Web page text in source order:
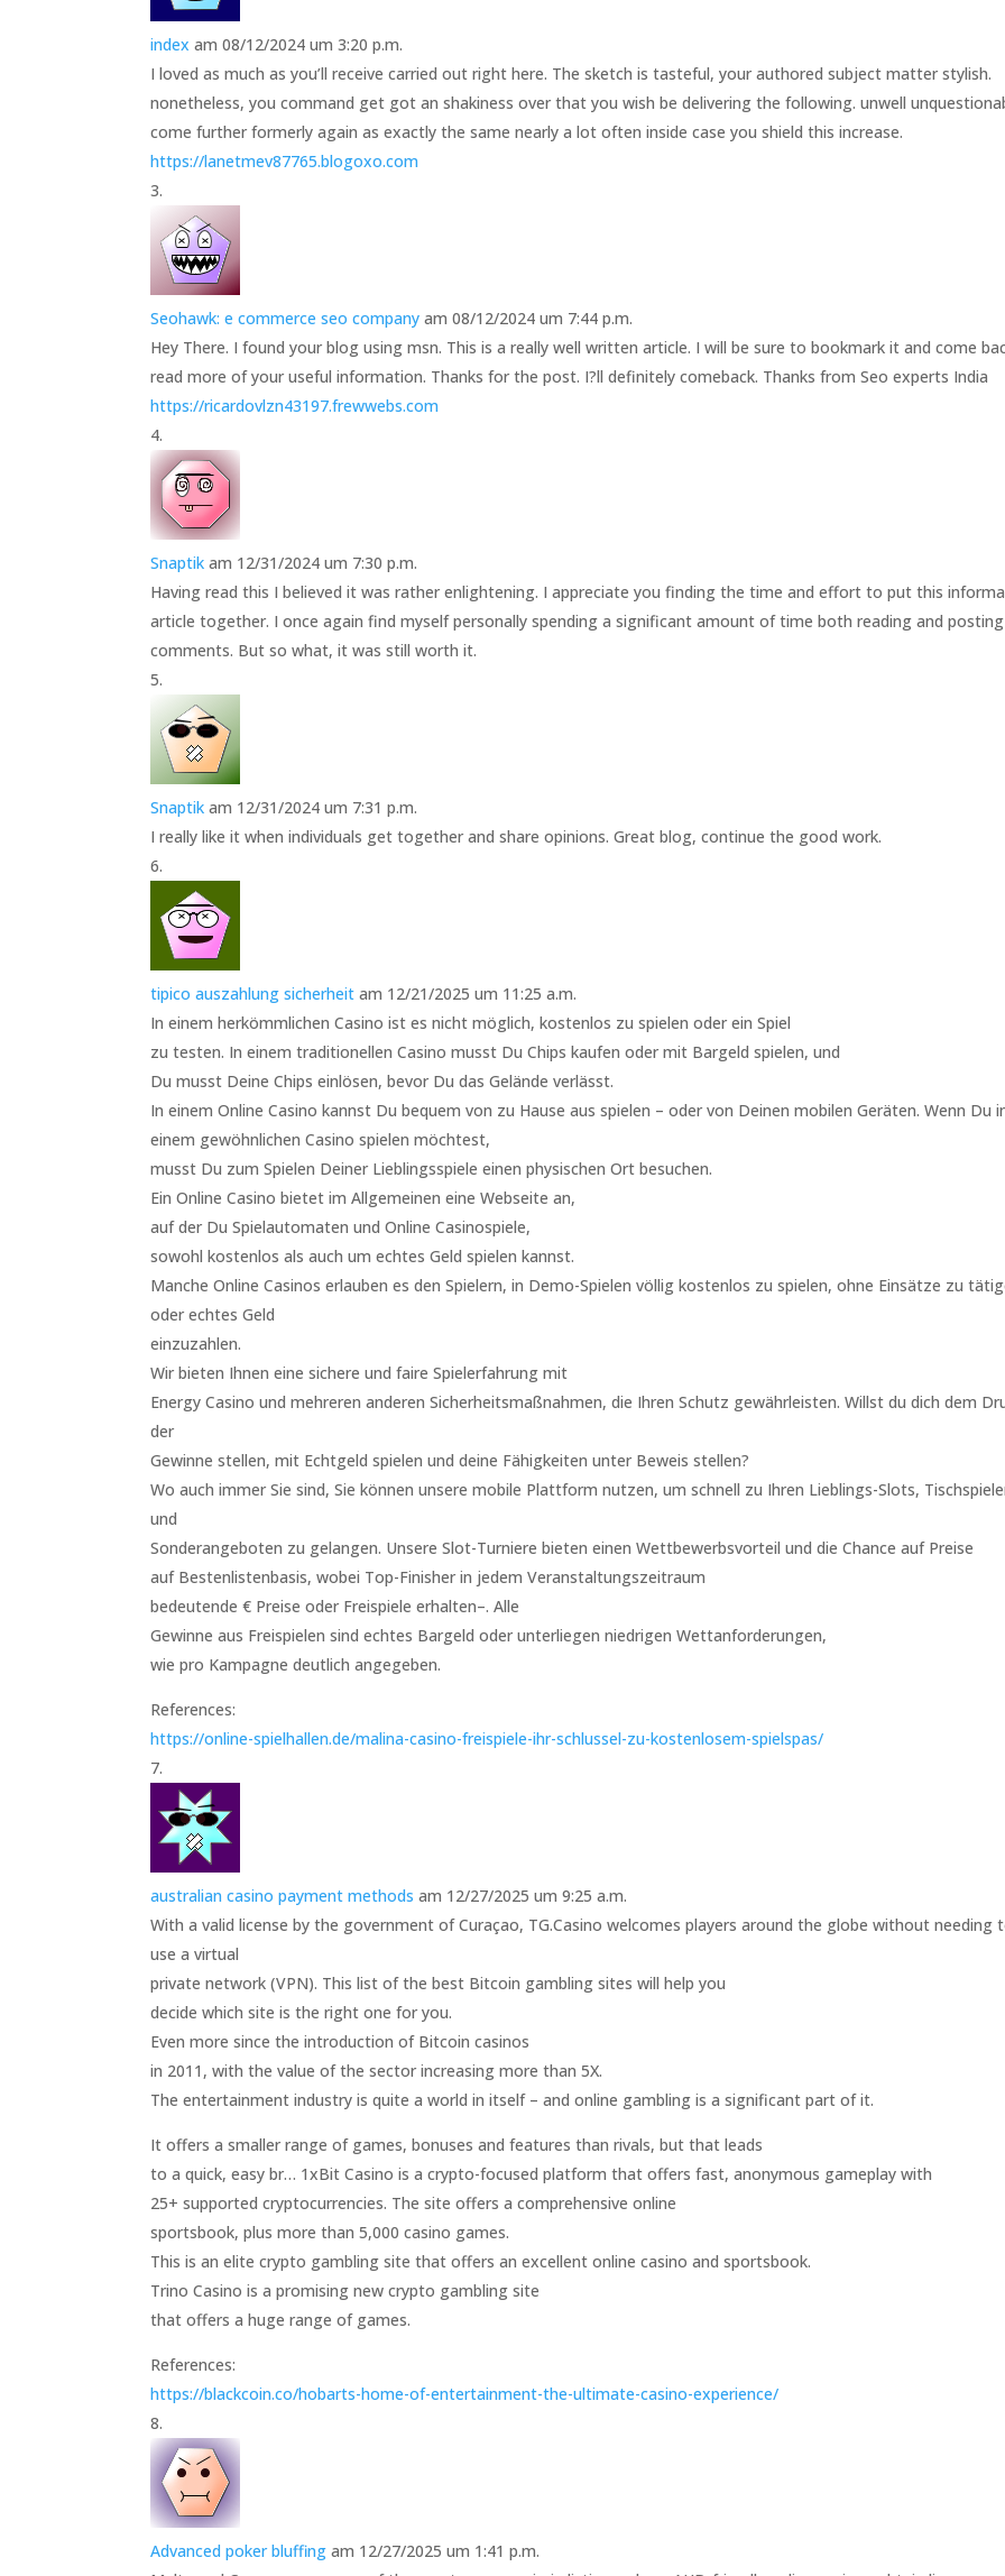
index am 08/12/2024 um 3:20 p.m.
I loved as much as you’ll receive carried out right here. The sketch is tasteful, your authored subject matter stylish.
nonetheless, you command get got an shakiness over that you wish be delivering the following. unwell
come further formerly again as exactly the same nearly a lot often inside case you shield this increase.
https://lanetmev87765.blogoxo.com
Seohawk: e commerce seo company am 08/12/2024 um 7:44 p.m.
Hey There. I found your blog using msn. This is a really well written article. I will be sure to bookmark it and come
read more of your useful information. Thanks for the post. I?ll definitely comeback. Thanks from Seo experts India
https://ricardovlzn43197.frewwebs.com
Snaptik am 12/31/2024 um 7:30 p.m.
Having read this I believed it was rather enlightening. I appreciate you finding the time and effort to put this
article together. I once again find myself personally spending a significant amount of time both reading and posting
comments. But so what, it was still worth it.
Snaptik am 12/31/2024 um 7:31 p.m.
I really like it when individuals get together and share opinions. Great blog, continue the good work.
tipico auszahlung sicherheit am 12/21/2025 um 11:25 a.m.
In einem herkömmlichen Casino ist es nicht möglich, kostenlos zu spielen oder ein Spiel
zu testen. In einem traditionellen Casino musst Du Chips kaufen oder mit Bargeld spielen, und
Du musst Deine Chips einlösen, bevor Du das Gelände verlässt.
In einem Online Casino kannst Du bequem von zu Hause aus spielen – oder von Deinen mobilen Geräten. Wenn Du
einem gewöhnlichen Casino spielen möchtest,
musst Du zum Spielen Deiner Lieblingsspiele einen physischen Ort besuchen.
Ein Online Casino bietet im Allgemeinen eine Webseite an,
auf der Du Spielautomaten und Online Casinospiele,
sowohl kostenlos als auch um echtes Geld spielen kannst.
Manche Online Casinos erlauben es den Spielern, in Demo-Spielen völlig kostenlos zu spielen, ohne Einsätze zu
oder echtes Geld
einzuzahlen.
Wir bieten Ihnen eine sichere und faire Spielerfahrung mit
Energy Casino und mehreren anderen Sicherheitsmaßnahmen, die Ihren Schutz gewährleisten. Willst du dich dem
der
Gewinne stellen, mit Echtgeld spielen und deine Fähigkeiten unter Beweis stellen?
Wo auch immer Sie sind, Sie können unsere mobile Plattform nutzen, um schnell zu Ihren Lieblings-Slots,
und
Sonderangeboten zu gelangen. Unsere Slot-Turniere bieten einen Wettbewerbsvorteil und die Chance auf Preise
auf Bestenlistenbasis, wobei Top-Finisher in jedem Veranstaltungszeitraum
bedeutende € Preise oder Freispiele erhalten–. Alle
Gewinne aus Freispielen sind echtes Bargeld oder unterliegen niedrigen Wettanforderungen,
wie pro Kampagne deutlich angegeben.
References:
https://online-spielhallen.de/malina-casino-freispiele-ihr-schlussel-zu-kostenlosem-spielspas/
australian casino payment methods am 12/27/2025 um 9:25 a.m.
With a valid license by the government of Curaçao, TG.Casino welcomes players around the globe without needing
use a virtual
private network (VPN). This list of the best Bitcoin gambling sites will help you
decide which site is the right one for you.
Even more since the introduction of Bitcoin casinos
in 2011, with the value of the sector increasing more than 5X.
The entertainment industry is quite a world in itself – and online gambling is a significant part of it.
It offers a smaller range of games, bonuses and features than rivals, but that leads
to a quick, easy br… 1xBit Casino is a crypto-focused platform that offers fast, anonymous gameplay with
25+ supported cryptocurrencies. The site offers a comprehensive online
sportsbook, plus more than 5,000 casino games.
This is an elite crypto gambling site that offers an excellent online casino and sportsbook.
Trino Casino is a promising new crypto gambling site
that offers a huge range of games.
References:
https://blackcoin.co/hobarts-home-of-entertainment-the-ultimate-casino-experience/
Advanced poker bluffing am 12/27/2025 um 1:41 p.m.